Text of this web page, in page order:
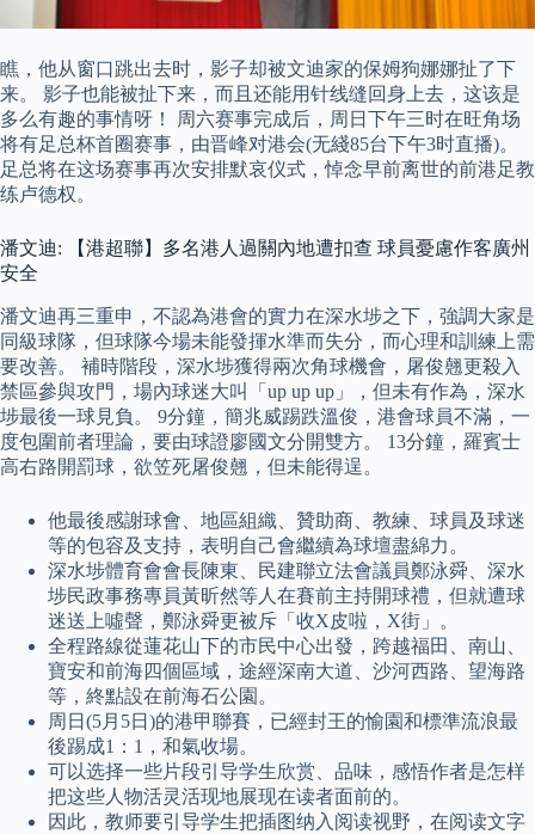
瞧，他从窗口跳出去时，影子却被文迪家的保姆狗娜娜扯了下
来。 影子也能被扯下来，而且还能用针线缝回身上去，这该是
多么有趣的事情呀！ 周六赛事完成后，周日下午三时在旺角场
将有足总杯首圈赛事，由晋峰对港会(无綫85台下午3时直播)。
足总将在这场赛事再次安排默哀仪式，悼念早前离世的前港足教
练卢德权。
潘文迪: 【港超聯】多名港人過關內地遭扣查 球員憂慮作客廣州
安全
潘文迪再三重申，不認為港會的實力在深水埗之下，強調大家是
同級球隊，但球隊今場未能發揮水準而失分，而心理和訓練上需
要改善。 補時階段，深水埗獲得兩次角球機會，屠俊翹更殺入
禁區參與攻門，場內球迷大叫「up up up」，但未有作為，深水
埗最後一球見負。 9分鐘，簡兆威踢跌溫俊，港會球員不滿，一
度包圍前者理論，要由球證廖國文分開雙方。 13分鐘，羅賓士
高右路開罰球，欲笠死屠俊翹，但未能得逞。
他最後感謝球會、地區組織、贊助商、教練、球員及球迷
等的包容及支持，表明自己會繼續為球壇盡綿力。
深水埗體育會會長陳東、民建聯立法會議員鄭泳舜、深水
埗民政事務專員黃昕然等人在賽前主持開球禮，但就遭球
迷送上噓聲，鄭泳舜更被斥「收X皮啦，X街」。
全程路線從蓮花山下的市民中心出發，跨越福田、南山、
寶安和前海四個區域，途經深南大道、沙河西路、望海路
等，終點設在前海石公園。
周日(5月5日)的港甲聯賽，已經封王的愉園和標準流浪最
後踢成1：1，和氣收場。
可以选择一些片段引导学生欣赏、品味，感悟作者是怎样
把这些人物活灵活现地展现在读者面前的。
因此，教师要引导学生把插图纳入阅读视野，在阅读文字